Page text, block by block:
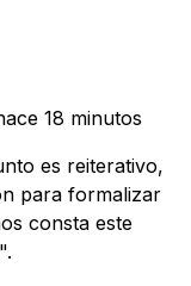
18 minutos
es reiterativo,
para formalizar
consta este